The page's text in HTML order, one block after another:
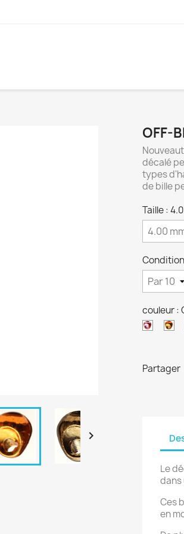

OFF-
décalé
types
de bille
Taille :
couleur :
Partager
Le
dans
Ces
en